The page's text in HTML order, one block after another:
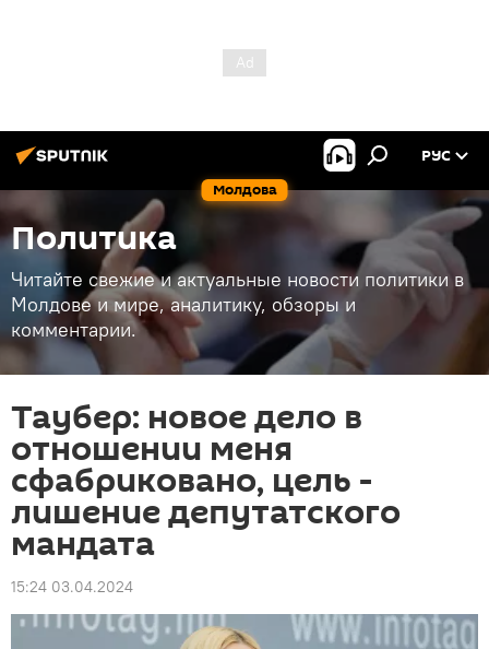
Молдова
РУС
Политика
Читайте свежие и актуальные новости политики в
Молдове и мире, аналитику, обзоры и
комментарии.
Таубер: новое дело в
отношении меня
сфабриковано, цель -
лишение депутатского
мандата
15:24 03.04.2024